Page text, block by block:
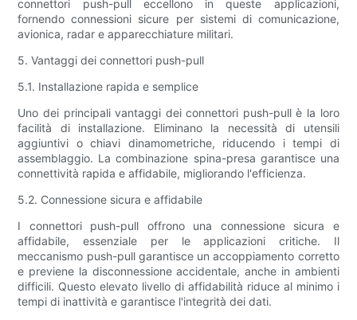
connettori push-pull eccellono in queste applicazioni,
fornendo connessioni sicure per sistemi di comunicazione,
avionica, radar e apparecchiature militari.
5. Vantaggi dei connettori push-pull
5.1. Installazione rapida e semplice
Uno dei principali vantaggi dei connettori push-pull è la loro
facilità di installazione. Eliminano la necessità di utensili
aggiuntivi o chiavi dinamometriche, riducendo i tempi di
assemblaggio. La combinazione spina-presa garantisce una
connettività rapida e affidabile, migliorando l'efficienza.
5.2. Connessione sicura e affidabile
I connettori push-pull offrono una connessione sicura e
affidabile, essenziale per le applicazioni critiche. Il
meccanismo push-pull garantisce un accoppiamento corretto
e previene la disconnessione accidentale, anche in ambienti
difficili. Questo elevato livello di affidabilità riduce al minimo i
tempi di inattività e garantisce l'integrità dei dati.